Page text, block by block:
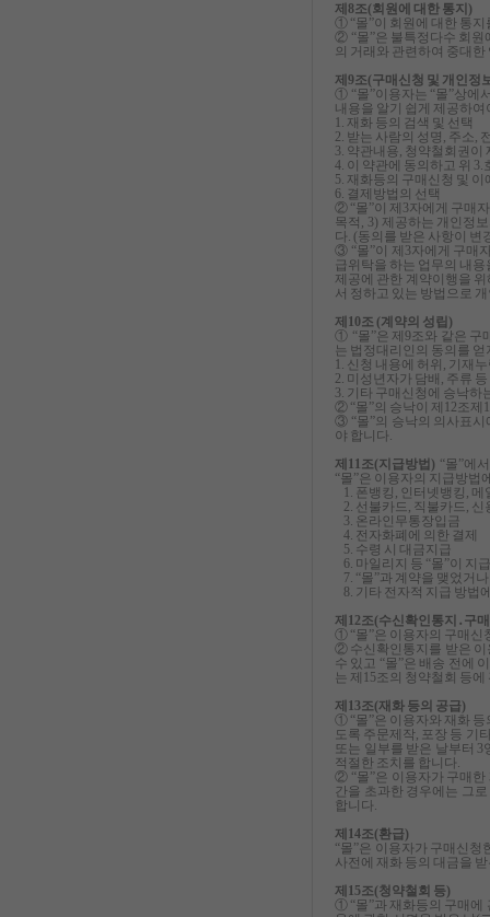
제8조(회원에 대한 통지)
① “몰”이 회원에 대한 통지
② “몰”은 불특정다수 회원
의 거래와 관련하여 중대
제9조(구매신청 및 개인정
① “몰”이용자는 “몰”상에
내용을 알기 쉽게 제공하여
1. 재화 등의 검색 및 선택
2. 받는 사람의 성명, 주소,
3. 약관내용, 청약철회권이
4. 이 약관에 동의하고 위
5. 재화등의 구매신청 및 이
6. 결제방법의 선택
② “몰”이 제3자에게 구매
목적, 3) 제공하는 개인정
다. (동의를 받은 사항이
③ “몰”이 제3자에게 구매
급위탁을 하는 업무의 내
제공에 관한 계약이행을
서 정하고 있는 방법으로
제10조 (계약의 성립)
① “몰”은 제9조와 같은 구
는 법정대리인의 동의를
1. 신청 내용에 허위, 기재
2. 미성년자가 담배, 주류
3. 기타 구매신청에 승낙하
② “몰”의 승낙이 제12조제
③ “몰”의 승낙의 의사표시
야 합니다.
제11조(지급방법) “몰”에
“몰”은 이용자의 지급방법
1. 폰뱅킹, 인터넷뱅킹, 메
2. 선불카드, 직불카드, 신
3. 온라인무통장입금
4. 전자화폐에 의한 결제
5. 수령 시 대금지급
6. 마일리지 등 “몰”이 지
7. “몰”과 계약을 맺었거
8. 기타 전자적 지급 방법
제12조(수신확인통지․구
① “몰”은 이용자의 구매신
② 수신확인통지를 받은 이
수 있고 “몰”은 배송 전에
는 제15조의 청약철회 등
제13조(재화 등의 공급)
① “몰”은 이용자와 재화 등
도록 주문제작, 포장 등 기
또는 일부를 받은 날부터
적절한 조치를 합니다.
② “몰”은 이용자가 구매한
간을 초과한 경우에는 그
합니다.
제14조(환급)
“몰”은 이용자가 구매신
사전에 재화 등의 대금을
제15조(청약철회 등)
① “몰”과 재화등의 구매에